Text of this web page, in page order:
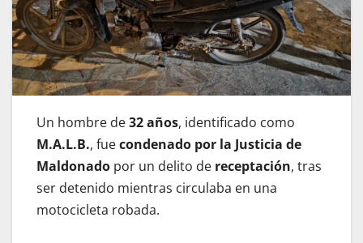
Un hombre de32 años, identificado como
M.A.L.B., fuecondenado por la Justicia de
Maldonado por un delito de receptación, tras
ser detenido mientras circulaba en una
motocicleta robada.